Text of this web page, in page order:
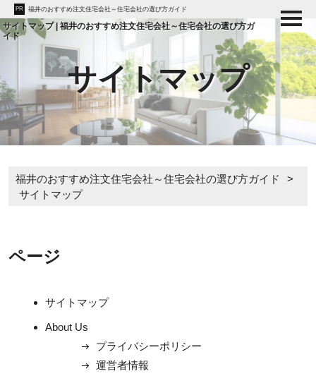
PR 福井のおすすめ注文住宅会社～住宅会社の選び方ガイド
サイトマップ | 福井のおすすめ注文住宅会社～住宅会社の選び方ガ
イド
サイトマップ
福井のおすすめ注文住宅会社～住宅会社の選び方ガイド
>
サイトマップ
ページ
サイトマップ
About Us
プライバシーポリシー
運営者情報